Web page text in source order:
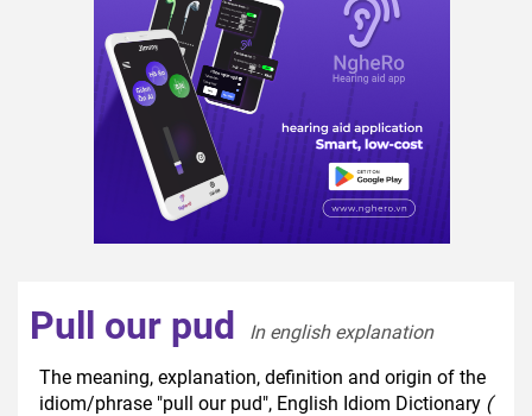
Pull our pud
In english explanation
The meaning, explanation, definition and origin of the
idiom/phrase "pull our pud", English Idiom Dictionary (